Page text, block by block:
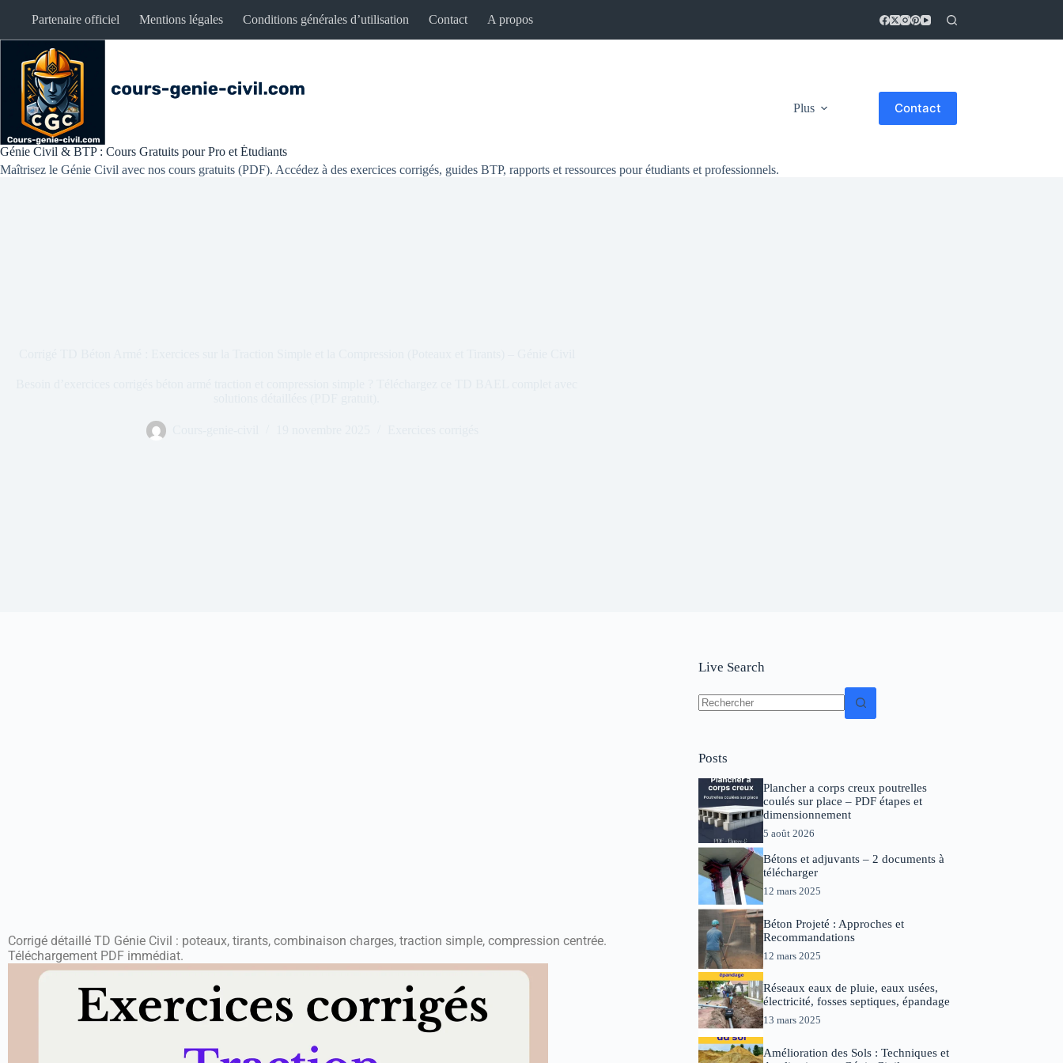
Partenaire officiel Mentions légales Conditions générales d’utilisation Contact A propos
Génie Civil & BTP : Cours Gratuits pour Pro et Étudiants
Maîtrisez le Génie Civil avec nos cours gratuits (PDF). Accédez à des exercices corrigés, guides BTP, rapports et ressources pour étudiants et professionnels.
Plus Contact
Corrigé détaillé TD Génie Civil : poteaux, tirants, combinaison charges, traction simple, compression centrée.
Téléchargement PDF immédiat.
Live Search
Posts
Plancher a corps creux poutrelles
coulés sur place – PDF étapes et
dimensionnement
5 août 2026
Bétons et adjuvants – 2 documents à
télécharger
12 mars 2025
Béton Projeté : Approches et
Recommandations
12 mars 2025
Réseaux eaux de pluie, eaux usées,
électricité, fosses septiques, épandage
13 mars 2025
Amélioration des Sols : Techniques et